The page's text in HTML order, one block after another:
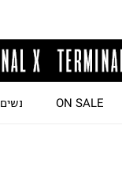
ON SALE נשים